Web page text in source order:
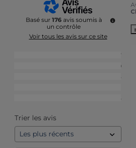
Basé sur 176 avis soumis à
un contrôle
Voir tous les avis sur ce site
137
29
5
4
Trier les avis